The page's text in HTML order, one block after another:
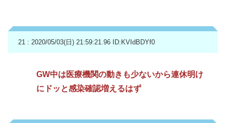
21 : 2020/05/03(日) 21:59:21.96 ID:KVIdBDYf0
GW中は医療機関の動きも少ないから連休明け
にドッと感染確認増えるはず